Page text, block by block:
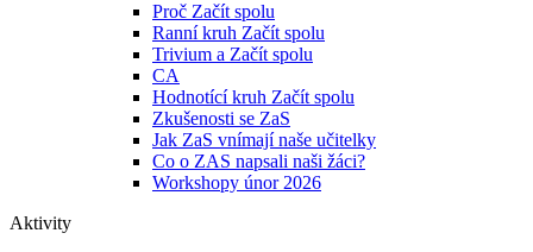
Proč Začít spolu
Ranní kruh Začít spolu
Trivium a Začít spolu
CA
Hodnotící kruh Začít spolu
Zkušenosti se ZaS
Jak ZaS vnímají naše učitelky
Co o ZAS napsali naši žáci?
Workshopy únor 2026
Aktivity